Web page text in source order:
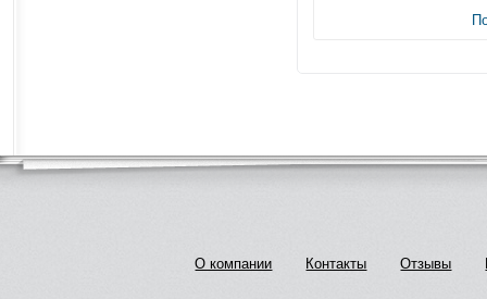
О компании Контакты Отзывы